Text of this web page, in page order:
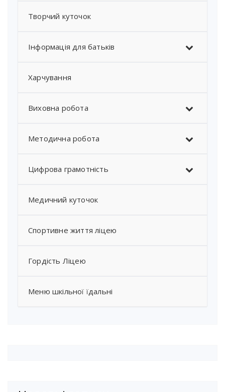
Творчий куточок
Інформація для батьків
Харчування
Виховна робота
Методична робота
Цифрова грамотність
Медичний куточок
Спортивне життя ліцею
Гордість Ліцею
Меню шкільної їдальні